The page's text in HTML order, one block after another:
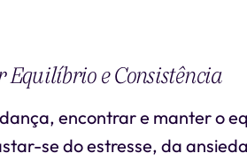
e Consistência
encontrar e manter o
se do estresse, da